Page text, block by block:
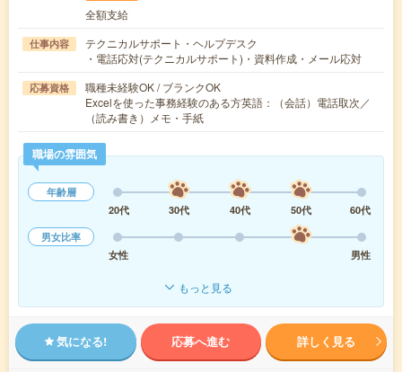
全額支給
仕事内容
テクニカルサポート・ヘルプデスク
・電話応対(テクニカルサポート)・資料作成・メール応対
応募資格
職種未経験OK / ブランクOK
Excelを使った事務経験のある方英語：（会話）電話取次／
（読み書き）メモ・手紙
職場の雰囲気
年齢層
20代
30代 40代 50代
60代
男女比率
女性
男性
もっと見る
気になる! 応募へ進む 詳しく見る